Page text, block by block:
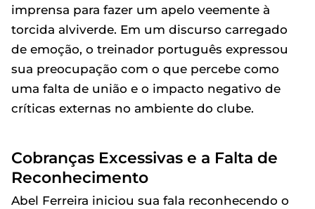
imprensa para fazer um apelo veemente à
torcida alviverde. Em um discurso carregado
de emoção, o treinador português expressou
sua preocupação com o que percebe como
uma falta de união e o impacto negativo de
críticas externas no ambiente do clube.
Cobranças Excessivas e a Falta de
Reconhecimento
Abel Ferreira iniciou sua fala reconhecendo o